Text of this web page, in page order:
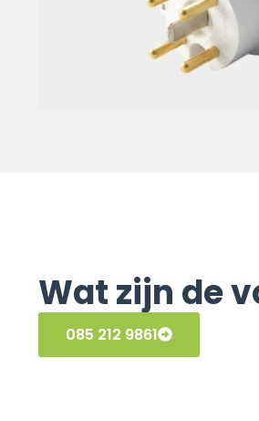
Wat zijn de
085 212 9861